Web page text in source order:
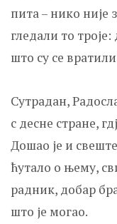
пита – нико није
гледали то
што су се
Сутрадан,
с десне стране,
Дошао је и
ћутало о њему,
радник, добар
што је могао.